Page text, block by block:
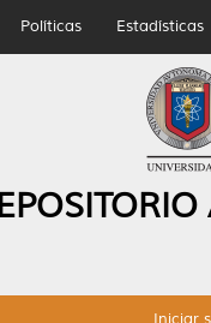
Políticas Estadísticas